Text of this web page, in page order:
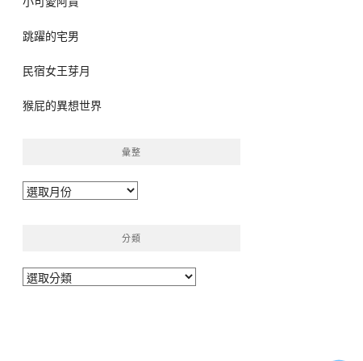
跳躍的宅男
民宿女王芽月
猴屁的異想世界
彙整
彙
分類
分